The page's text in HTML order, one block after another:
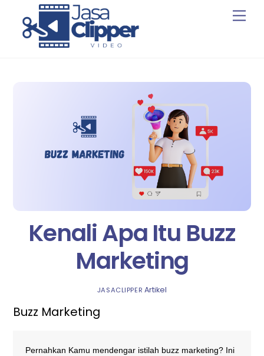
content
Kenali Apa Itu Buzz
Marketing
JASACLIPPER Artikel
Buzz Marketing
Pernahkan Kamu mendengar istilah buzz marketing? Ini